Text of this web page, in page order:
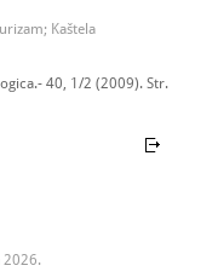
Kaštela
40, 1/2 (2009). Str.
2026.